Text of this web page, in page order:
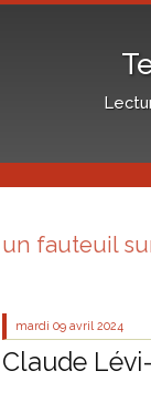
un fauteuil
mardi 09 avril 2024
Claude